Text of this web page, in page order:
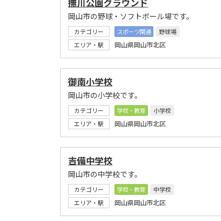
岡山市の野球・ソフトボール場です。
カテゴリー スポーツ関連
野球場
エリア・駅
岡山県岡山市北区
御南小学校
岡山市の小学校です。
カテゴリー 学校・教育
小学校
エリア・駅
岡山県岡山市北区
吉備中学校
岡山市の中学校です。
カテゴリー 学校・教育
中学校
エリア・駅
岡山県岡山市北区